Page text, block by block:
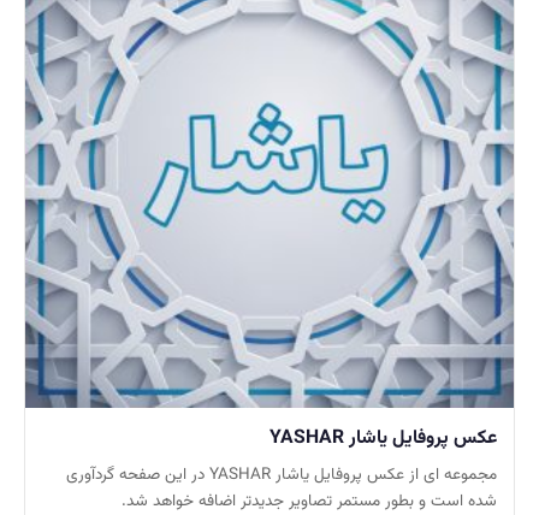
عکس پروفایل یاشار YASHAR
مجموعه ای از عکس پروفایل یاشار YASHAR در این صفحه گردآوری
شده است و بطور مستمر تصاویر جدیدتر اضافه خواهد شد.